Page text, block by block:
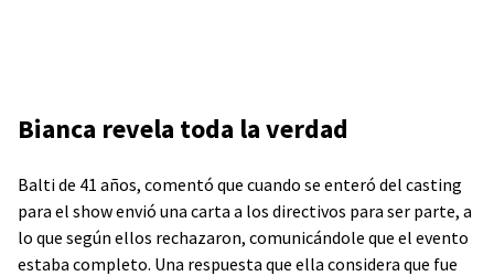
Bianca revela toda la verdad
Balti de 41 años, comentó que cuando se enteró del casting
para el show envió una carta a los directivos para ser parte, a
lo que según ellos rechazaron, comunicándole que el evento
estaba completo. Una respuesta que ella considera que fue